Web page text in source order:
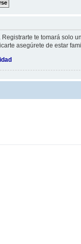
te tomará solo
asegúrete de estar